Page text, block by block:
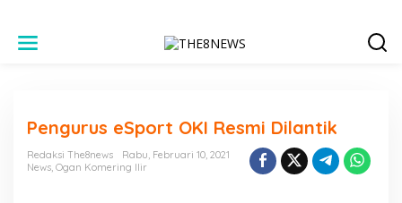
Pengurus eSport OKI Resmi Dilantik
Redaksi The8news
Rabu, Februari 10, 2021
News, Ogan Komering Ilir